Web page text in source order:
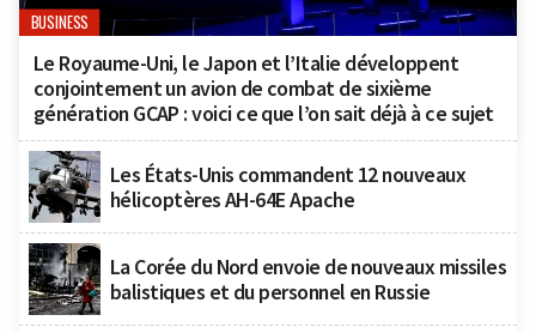
BUSINESS
Le Royaume-Uni, le Japon et l’Italie développent
conjointement un avion de combat de sixième
génération GCAP : voici ce que l’on sait déjà à ce sujet
Les États-Unis commandent 12 nouveaux
hélicoptères AH-64E Apache
La Corée du Nord envoie de nouveaux missiles
balistiques et du personnel en Russie